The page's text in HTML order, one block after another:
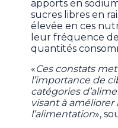
apports en
sucres libres en
élevée en ces
leur fréquence
quantités
«Ces constats
l’importance de
catégories
visant à améliorer
l’alimentation»,